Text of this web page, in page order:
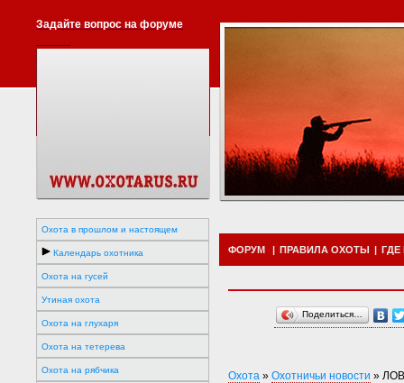
Задайте вопрос на форуме
Охота в прошлом и настоящем
Календарь охотника
Охота на гусей
Утиная охота
Охота на глухаря
Охота на тетерева
Охота на рябчика
ФОРУМ | ПРАВИЛА ОХОТЫ | ГДЕ
Поделиться…
Охота » Охотничьи новости »